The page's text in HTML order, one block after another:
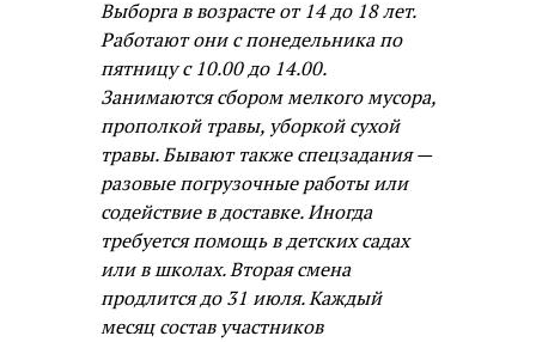
Выборга в возрасте от 14 до 18 лет.
Работают они с понедельника по
пятницу с 10.00 до 14.00.
Занимаются сбором мелкого мусора,
прополкой травы, уборкой сухой
травы. Бывают также спецзадания —
разовые погрузочные работы или
содействие в доставке. Иногда
требуется помощь в детских садах
или в школах. Вторая смена
продлится до 31 июля. Каждый
месяц состав участников